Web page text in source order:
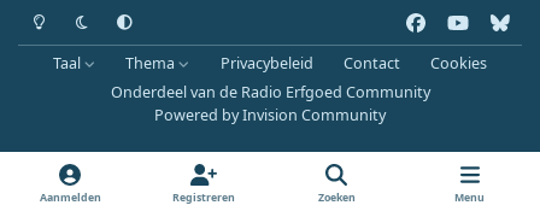
Heldere modus
Donkere modus
Systeemvoorkeur
a
c
e
o
o
u
b
b
l
u
k
y
Taal Thema Privacybeleid Contact
Cookies
Onderdeel van de Radio Erfgoed Community
Powered byInvision Community
Aanmelden Registreren Zoeken Menu